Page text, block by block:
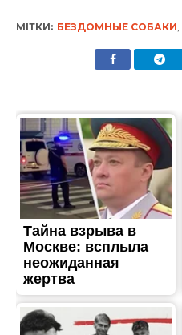
МІТКИ: БЕЗДОМНЫЕ СОБАКИ